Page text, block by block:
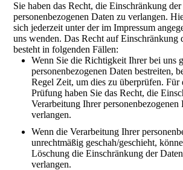
Sie haben das Recht, die Einschränkung
personenbezogenen Daten zu verlangen.
sich jederzeit unter der im Impressum
uns wenden. Das Recht auf Einschränkung
besteht in folgenden Fällen:
Wenn Sie die Richtigkeit Ihrer bei uns
personenbezogenen Daten bestreiten,
Regel Zeit, um dies zu überprüfen. Für
Prüfung haben Sie das Recht, die
Verarbeitung Ihrer personenbezogenen
verlangen.
Wenn die Verarbeitung Ihrer
unrechtmäßig geschah/geschieht,
Löschung die Einschränkung der
verlangen.